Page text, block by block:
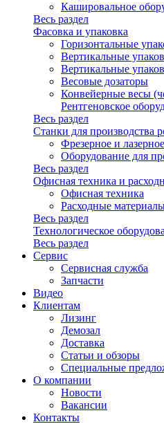
Кашировальное
Весь раздел
Фасовка и упаковка
Горизонтальные
Вертикальные
Вертикальные
Весовые дозаторы
Конвейерные весы
Рентгеновское
Весь раздел
Станки для производства
Фрезерное и
Оборудование для
Весь раздел
Офисная техника и
Офисная техника
Расходные
Весь раздел
Технологическое
Весь раздел
Сервис
Сервисная служба
Запчасти
Видео
Клиентам
Лизинг
Демозал
Доставка
Статьи и обзоры
Специальные
О компании
Новости
Вакансии
Контакты